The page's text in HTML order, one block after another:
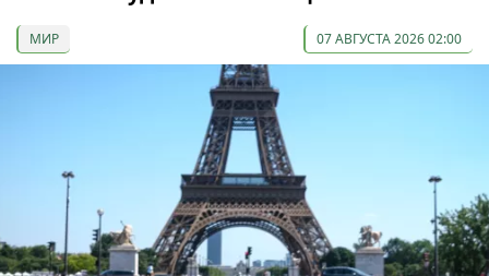
МИР 07 АВГУСТА 2026 02:00